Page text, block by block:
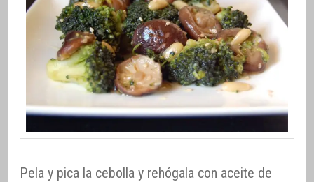
Pela y pica la cebolla y rehógala con aceite de